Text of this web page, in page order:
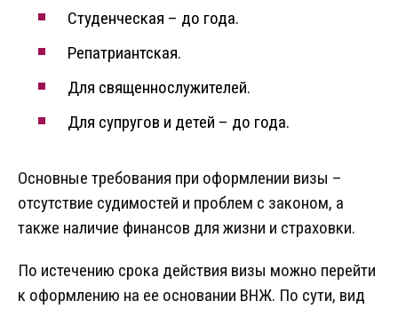
Студенческая – до года.
Репатриантская.
Для священнослужителей.
Для супругов и детей – до года.
Основные требования при оформлении визы –
отсутствие судимостей и проблем с законом, а
также наличие финансов для жизни и страховки.
По истечению срока действия визы можно перейти
к оформлению на ее основании ВНЖ. По сути, вид